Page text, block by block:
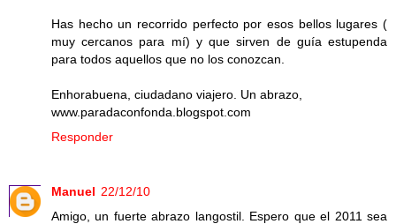
Has hecho un recorrido perfecto por esos bellos lugares (
muy cercanos para mí) y que sirven de guía estupenda
para todos aquellos que no los conozcan.
Enhorabuena, ciudadano viajero. Un abrazo,
www.paradaconfonda.blogspot.com
Responder
Manuel 22/12/10
Amigo, un fuerte abrazo langostil. Espero que el 2011 sea